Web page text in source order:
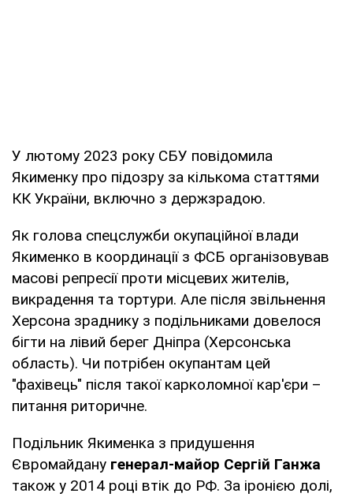
У лютому 2023 року СБУ повідомила
Якименку про підозру за кількома статтями
КК України, включно з держзрадою.
Як голова спецслужби окупаційної влади
Якименко в координації з ФСБ організовував
масові репресії проти місцевих жителів,
викрадення та тортури. Але після звільнення
Херсона зраднику з подільниками довелося
бігти на лівий берег Дніпра (Херсонська
область). Чи потрібен окупантам цей
"фахівець" після такої карколомної кар'єри –
питання риторичне.
Подільник Якименка з придушення
Євромайдану генерал-майор Сергій Ганжа
також у 2014 році втік до РФ. За іронією долі,